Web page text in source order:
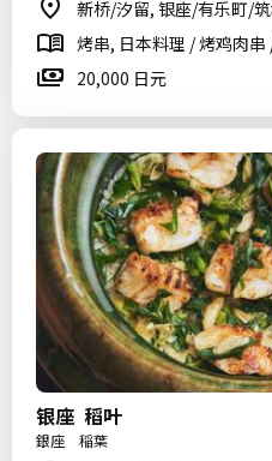
新桥/汐留, 银座/有乐町/
烤串, 日本料理 / 烤鸡肉串
20,000 日元
银座 稻叶
銀座 稲葉